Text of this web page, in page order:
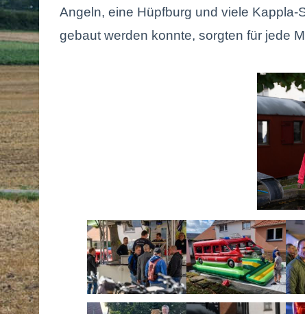
Angeln, eine Hüpfburg und viele Kappla-
gebaut werden konnte, sorgten für jede